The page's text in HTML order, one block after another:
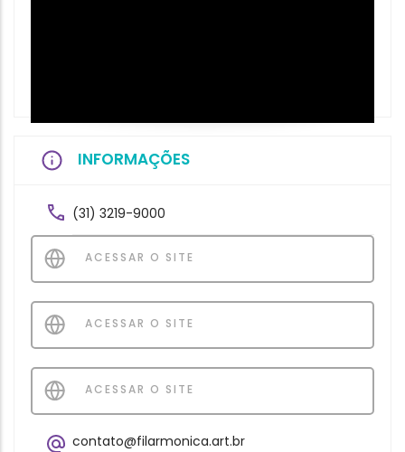
INFORMAÇÕES
(31) 3219-9000
ACESSAR O SITE
ACESSAR O SITE
ACESSAR O SITE
contato@filarmonica.art.br